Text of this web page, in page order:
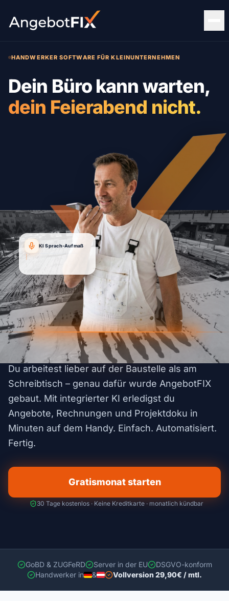
HANDWERKER SOFTWARE FÜR KLEINUNTERNEHMEN
Dein Büro kann warten,
dein Feierabend nicht.
Du arbeitest lieber auf der Baustelle als am
Schreibtisch – genau dafür wurde AngebotFIX
gebaut. Mit integrierter KI erledigst du
Angebote, Rechnungen und Projektdoku in
Minuten auf dem Handy. Einfach. Automatisiert.
Fertig.
Gratismonat starten
30 Tage kostenlos · Keine Kreditkarte · monatlich kündbar
KI Sprach-Aufmaß
"Angebot für Kunde
GoBD & ZUGFeRD Server in der EU
DSGVO-konform
Handwerker in
& Vollversion 29,90€ / mtl.